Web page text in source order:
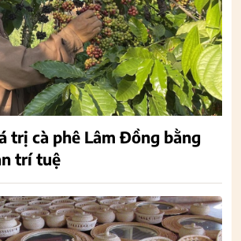
trị cà phê Lâm Đồng bằng
trí tuệ